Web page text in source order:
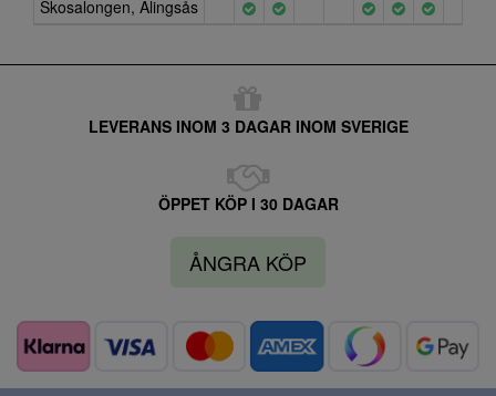
Skosalongen, Alingsås
LEVERANS INOM 3 DAGAR INOM SVERIGE
ÖPPET KÖP I 30 DAGAR
ÅNGRA KÖP